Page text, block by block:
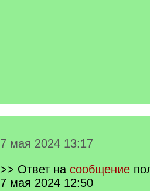
7 мая 2024 13:17
>> Ответ на сообщение
7 мая 2024 12:50